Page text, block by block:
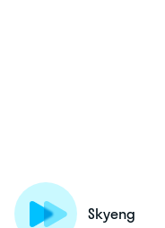
Skyeng